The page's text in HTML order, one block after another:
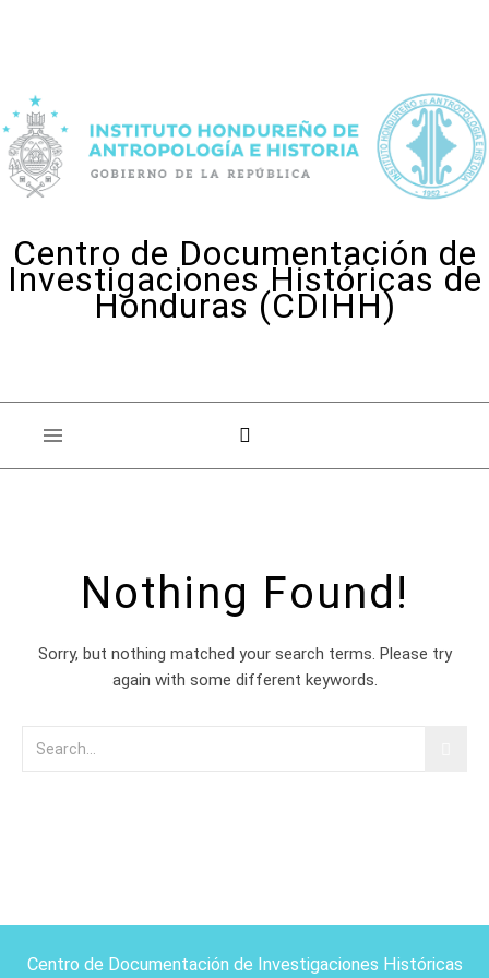
Centro de Documentación de
Investigaciones Históricas de
Honduras (CDIHH)
Nothing Found!
Sorry, but nothing matched your search terms. Please try
again with some different keywords.
Centro de Documentación de Investigaciones Históricas